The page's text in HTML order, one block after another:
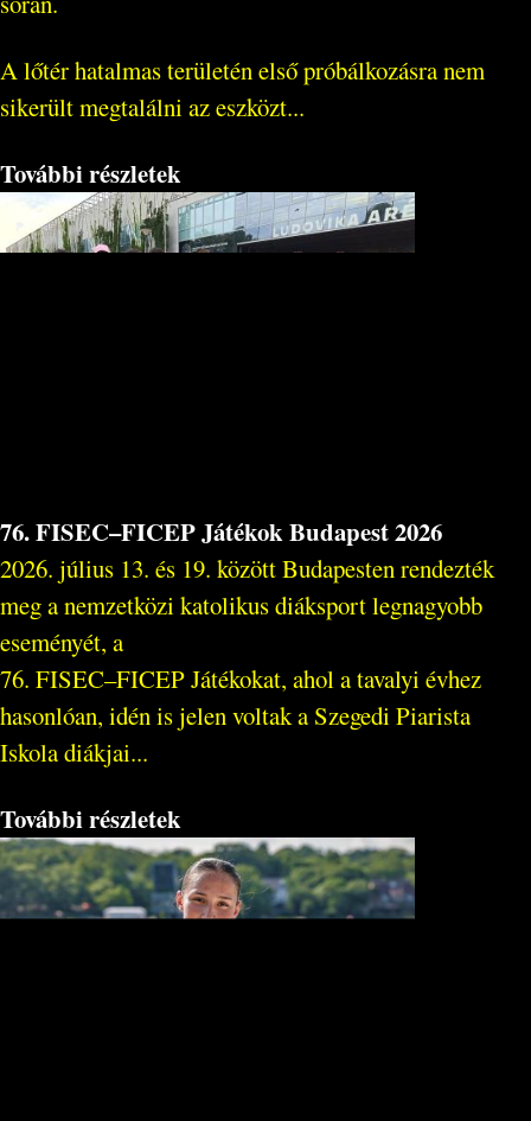
A lőtér hatalmas területén első próbálkozásra nem
sikerült megtalálni az eszközt...
További részletek
76. FISEC–FICEP Játékok Budapest 2026
2026. július 13. és 19. között Budapesten rendezték
meg a nemzetközi katolikus diáksport legnagyobb
eseményét, a
76. FISEC–FICEP Játékokat, ahol a tavalyi évhez
hasonlóan, idén is jelen voltak a Szegedi Piarista
Iskola diákjai...
További részletek